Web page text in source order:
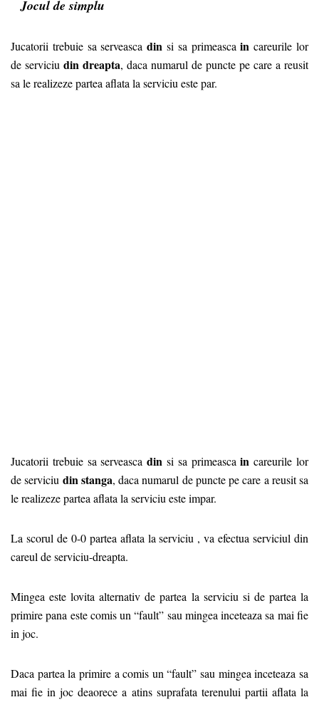
Jocul de simplu
Jucatorii trebuie sa serveascadinsi sa primeascaincareurile lor
de serviciu din dreapta, daca numarul de puncte pe care a reusit
sa le realizeze partea aflata la serviciu este par.
Jucatorii trebuie sa serveascadinsi sa primeascaincareurile lor
de serviciu din stanga, daca numarul de puncte pe care a reusit sa
le realizeze partea aflata la serviciu este impar.
La scorul de 0-0 partea aflata la serviciu , va efectua serviciul din
careul de serviciu-dreapta.
Mingea este lovita alternativ de partea la serviciu si de partea la
primire pana este comis un “fault” sau mingea inceteaza sa mai fie
in joc.
Daca partea la primire a comis un “fault” sau mingea inceteaza sa
mai fie in joc deaorece a atins suprafata terenului partii aflata la